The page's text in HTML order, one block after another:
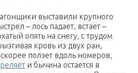
выставили крупного
– лось падает, встает –
опять на снегу, с трудом
кровь из двух ран,
ползет вдоль номеров,
и бычина остается в